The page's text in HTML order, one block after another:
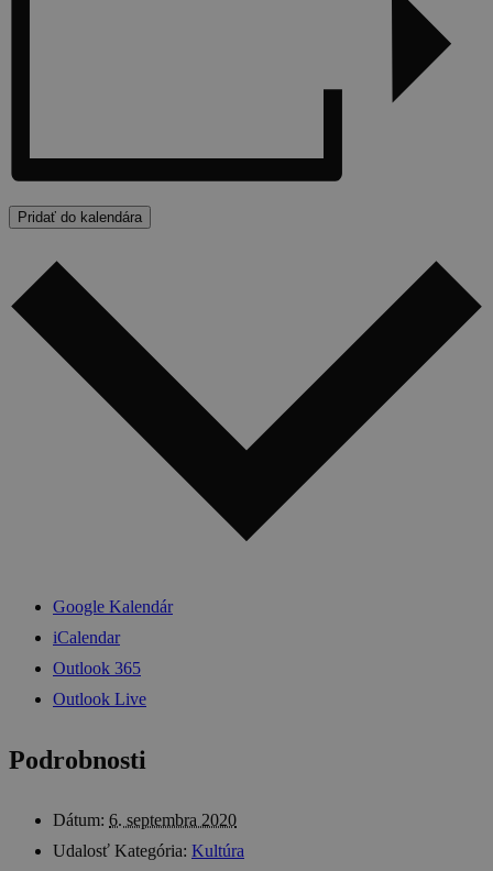
Pridať do kalendára
Google Kalendár
iCalendar
Outlook 365
Outlook Live
Podrobnosti
Dátum: 6. septembra 2020
Udalosť Kategória: Kultúra